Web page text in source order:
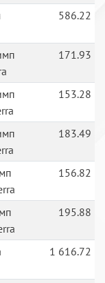
586.22
171.93
153.28
183.49
156.82
195.88
1 616.72